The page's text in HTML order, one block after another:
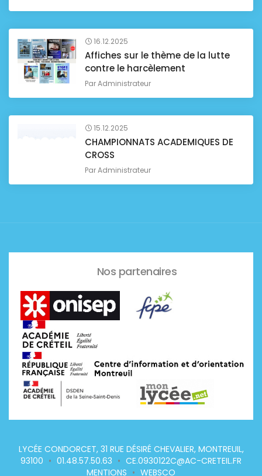
16.12.2025
Affiches sur le thème de la lutte
contre le harcèlement
ParAdministrateur
15.12.2025
CHAMPIONNATS ACADEMIQUES DE
CROSS
ParAdministrateur
Nos partenaires
LYCÉE CONDORCET, 31 RUE DÉSIRÉ CHEVALIER, MONTREUIL,
93100 • 01.48.57.50.63 • CE.0930122C@AC-CRETEIL.FR
MENTIONS • WEBSCO